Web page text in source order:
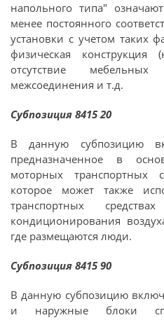
напольного типа"
менее постоянного
установки с учетом таких
физическая
отсутствие
межсоединения и т.д.
Субпозиция 8415 20
В данную субпозицию
предназначенное в
моторных транспортных
которое может также
транспортных
кондиционирования
где размещаются люди.
Субпозиция 8415 90
В данную субпозицию
и наружные блоки